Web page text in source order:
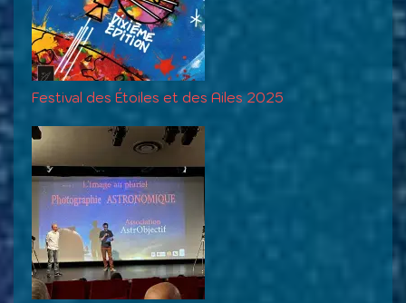
Festival des Étoiles et des Ailes 2025